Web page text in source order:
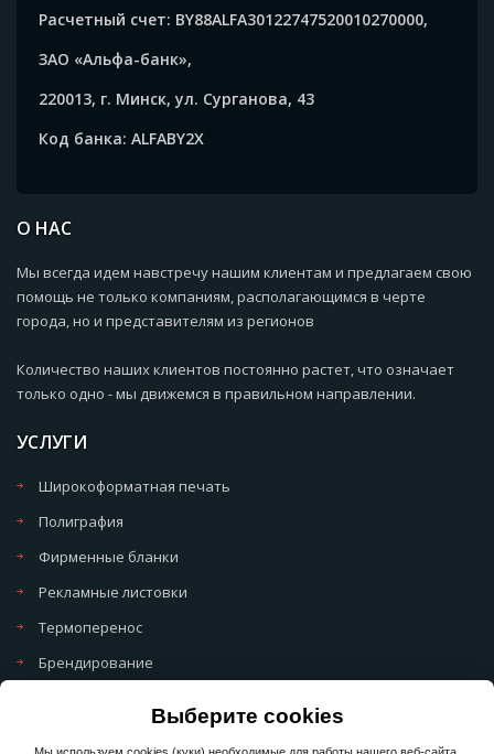
Выберите cookies
Расчетный счет: BY88ALFA30122747520010270000,
ЗАО «Альфа-банк»,
220013, г. Минск, ул. Сурганова, 43
Код банка: ALFABY2X
О НАС
Мы всегда идем навстречу нашим клиентам и предлагаем свою
помощь не только компаниям, располагающимся в черте
города, но и представителям из регионов
Количество наших клиентов постоянно растет, что означает
только одно - мы движемся в правильном направлении.
УСЛУГИ
Широкоформатная печать
Полиграфия
Фирменные бланки
Рекламные листовки
Термоперенос
Брендирование
Политика обработки персональных данных